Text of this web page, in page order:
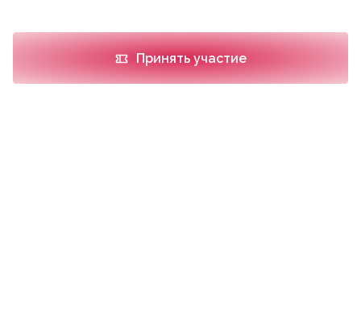
Принять участие